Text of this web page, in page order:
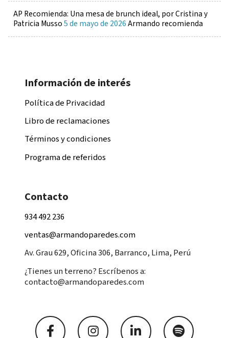
AP Recomienda: Una mesa de brunch ideal, por Cristina y
Patricia Musso5 de mayo de 2026Armando recomienda
Información de interés
Política de Privacidad
Libro de reclamaciones
Términos y condiciones
Programa de referidos
Contacto
934 492 236
ventas@armandoparedes.com
Av. Grau 629, Oficina 306, Barranco, Lima, Perú
¿Tienes un terreno? Escríbenos a:
contacto@armandoparedes.com